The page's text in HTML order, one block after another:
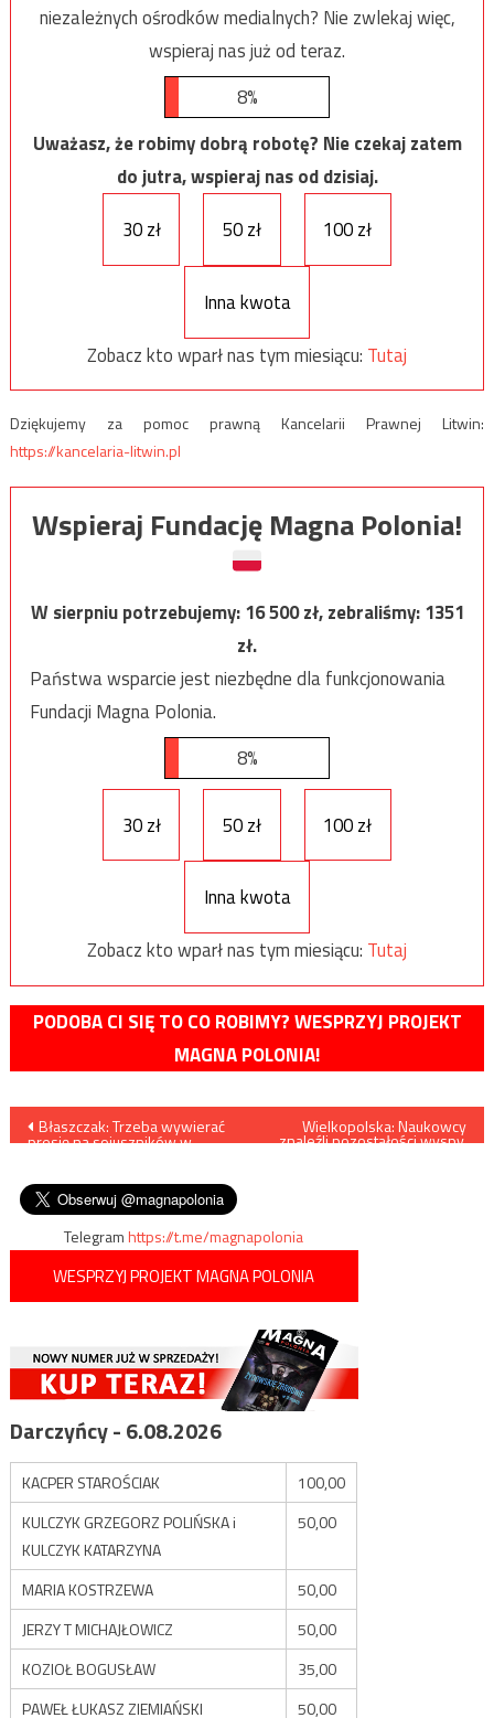
niezależnych ośrodków medialnych? Nie zwlekaj więc,
wspieraj nas już od teraz.
8%
Uważasz, że robimy dobrą robotę? Nie czekaj zatem
do jutra, wspieraj nas od dzisiaj.
30 zł
50 zł 100 zł
Inna kwota
Zobacz kto wparł nas tym miesiącu: Tutaj
Dziękujemy za pomoc prawną Kancelarii Prawnej Litwin:
https://kancelaria-litwin.pl
Wspieraj Fundację Magna Polonia!
W sierpniu potrzebujemy:16 500zł, zebraliśmy:1351
zł.
Państwa wsparcie jest niezbędne dla funkcjonowania
Fundacji Magna Polonia.
8%
30 zł 50 zł 100 zł
Inna kwota
Zobacz kto wparł nas tym miesiącu: Tutaj
PODOBA CI SIĘ TO CO ROBIMY? WESPRZYJ PROJEKT
MAGNA POLONIA!
Nawigacja
Błaszczak: Trzeba wywierać
presję na sojuszników w
Wielkopolska: Naukowcy
znaleźli pozostałości wyspy,
Telegramhttps://t.me/magnapolonia
WESPRZYJ PROJEKT MAGNA POLONIA
Darczyńcy - 6.08.2026
KACPER STAROŚCIAK
100,00
KULCZYK GRZEGORZ POLIŃSKA i
KULCZYK KATARZYNA
50,00
MARIA KOSTRZEWA
50,00
JERZY T MICHAJŁOWICZ
50,00
KOZIOŁ BOGUSŁAW
35,00
PAWEŁ ŁUKASZ ZIEMIAŃSKI
50,00